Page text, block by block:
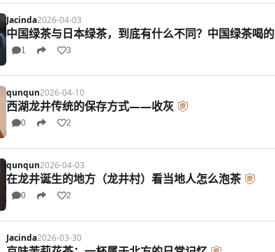
Jacinda2026-04-03
中国绿茶与日本绿茶，到底有什么不同？中国绿茶喝的
1 3
qunqun2026-04-10
西湖龙井传统的保存方式——收灰
0 2
qunqun2026-04-03
在龙井诞生的地方（龙井村）看当地人怎么泡茶
0 2
Jacinda2026-03-30